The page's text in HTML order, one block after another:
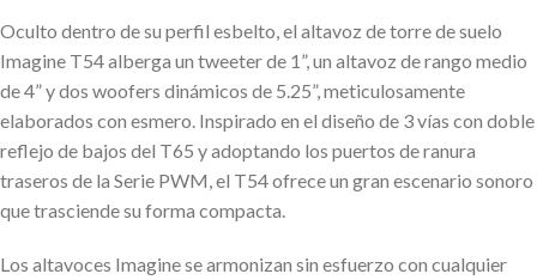
Oculto dentro de su perfil esbelto, el altavoz de torre de suelo
Imagine T54 alberga un tweeter de 1”, un altavoz de rango medio
de 4” y dos woofers dinámicos de 5.25”, meticulosamente
elaborados con esmero. Inspirado en el diseño de 3 vías con doble
reflejo de bajos del T65 y adoptando los puertos de ranura
traseros de la Serie PWM, el T54 ofrece un gran escenario sonoro
que trasciende su forma compacta.
Los altavoces Imagine se armonizan sin esfuerzo con cualquier